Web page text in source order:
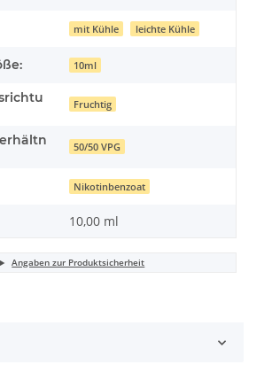
mit Kühle leichte Kühle
10ml
Fruchtig
50/50 VPG
Nikotinbenzoat
10,00 ml
Angaben zur Produktsicherheit